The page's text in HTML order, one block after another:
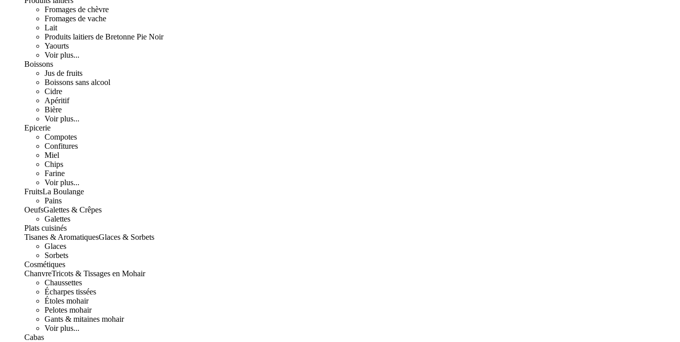
Fromages de chèvre
Fromages de vache
Lait
Produits laitiers de Bretonne Pie Noir
Yaourts
Voir plus...
Boissons
Jus de fruits
Boissons sans alcool
Cidre
Apéritif
Bière
Voir plus...
Epicerie
Compotes
Confitures
Miel
Chips
Farine
Voir plus...
FruitsLa Boulange
Pains
OeufsGalettes & Crêpes
Galettes
Plats cuisinés
Tisanes & AromatiquesGlaces & Sorbets
Glaces
Sorbets
Cosmétiques
ChanvreTricots & Tissages en Mohair
Chaussettes
Écharpes tissées
Étoles mohair
Pelotes mohair
Gants & mitaines mohair
Voir plus...
Cabas